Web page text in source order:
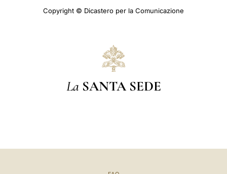
Copyright © Dicastero per la Comunicazione
La SANTA SEDE